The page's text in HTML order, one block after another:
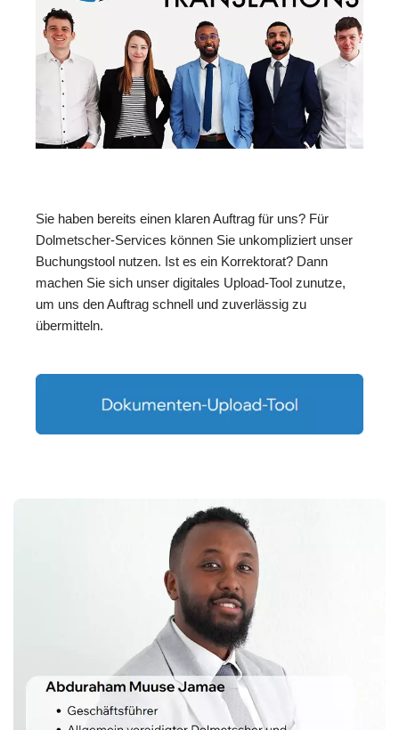
Sie haben bereits einen klaren Auftrag für uns? Für
Dolmetscher-Services können Sie unkompliziert unser
Buchungstool nutzen. Ist es ein Korrektorat? Dann
machen Sie sich unser digitales Upload-Tool zunutze,
um uns den Auftrag schnell und zuverlässig zu
übermitteln.